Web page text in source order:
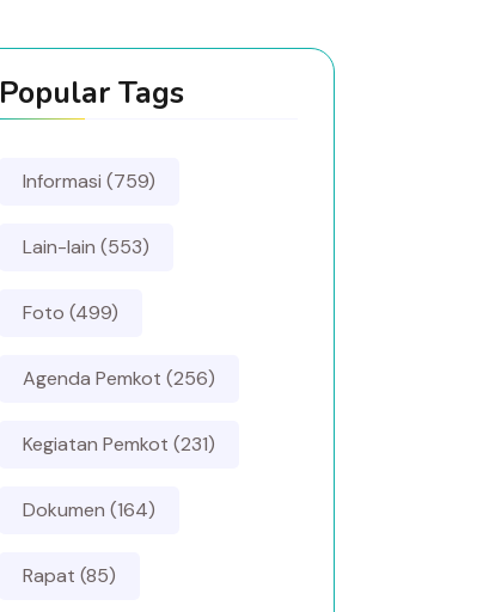
Popular Tags
Informasi (759)
Lain-lain (553)
Foto (499)
Agenda Pemkot (256)
Kegiatan Pemkot (231)
Dokumen (164)
Rapat (85)